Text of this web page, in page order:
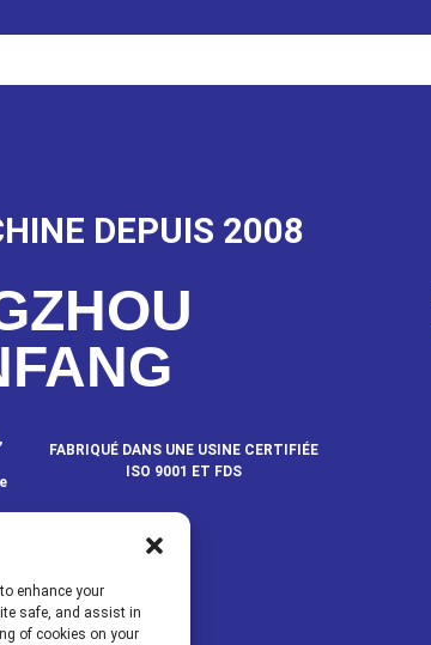
DEPUIS 2008
FABRIQUÉ DANS UNE USINE CERTIFIÉE
ISO 9001 ET FDS
NOUS
enhance your
safe, and assist in
of cookies on your